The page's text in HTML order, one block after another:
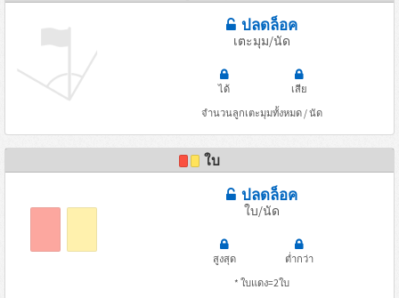
ปลดล็อค
เตะมุม/นัด
ได้
เสีย
จำนวนลูกเตะมุมทั้งหมด / นัด
ใบ
ปลดล็อค
ใบ/นัด
สูงสุด
ต่ำกว่า
* ใบแดง=2ใบ